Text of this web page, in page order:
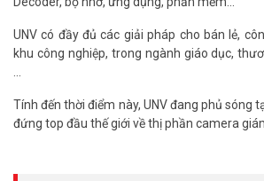
UNV có đầy đủ các giải pháp cho bán lẻ,
khu công nghiệp, trong ngành giáo dục,
Tính đến thời điểm này, UNV đang phủ sóng
đứng top đầu thế giới về thị phần camera